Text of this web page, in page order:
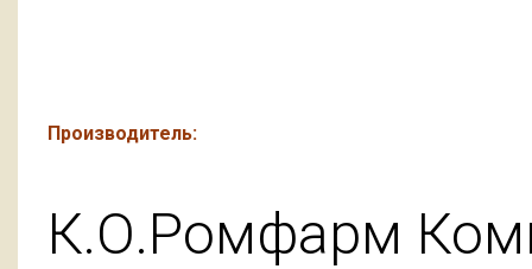
Производитель:
К.О.Ромфарм